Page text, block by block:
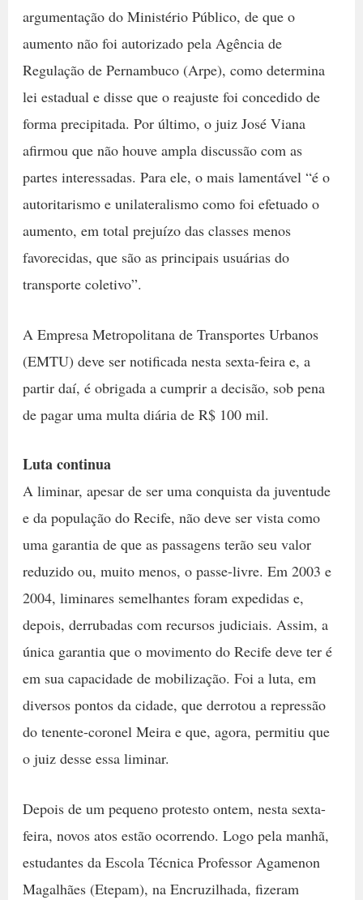
argumentação do Ministério Público, de que o
aumento não foi autorizado pela Agência de
Regulação de Pernambuco (Arpe), como determina
lei estadual e disse que o reajuste foi concedido de
forma precipitada. Por último, o juiz José Viana
afirmou que não houve ampla discussão com as
partes interessadas. Para ele, o mais lamentável “é o
autoritarismo e unilateralismo como foi efetuado o
aumento, em total prejuízo das classes menos
favorecidas, que são as principais usuárias do
transporte coletivo”.
A Empresa Metropolitana de Transportes Urbanos
(EMTU) deve ser notificada nesta sexta-feira e, a
partir daí, é obrigada a cumprir a decisão, sob pena
de pagar uma multa diária de R$ 100 mil.
Luta continua
A liminar, apesar de ser uma conquista da juventude
e da população do Recife, não deve ser vista como
uma garantia de que as passagens terão seu valor
reduzido ou, muito menos, o passe-livre. Em 2003 e
2004, liminares semelhantes foram expedidas e,
depois, derrubadas com recursos judiciais. Assim, a
única garantia que o movimento do Recife deve ter é
em sua capacidade de mobilização. Foi a luta, em
diversos pontos da cidade, que derrotou a repressão
do tenente-coronel Meira e que, agora, permitiu que
o juiz desse essa liminar.
Depois de um pequeno protesto ontem, nesta sexta-
feira, novos atos estão ocorrendo. Logo pela manhã,
estudantes da Escola Técnica Professor Agamenon
Magalhães (Etepam), na Encruzilhada, fizeram